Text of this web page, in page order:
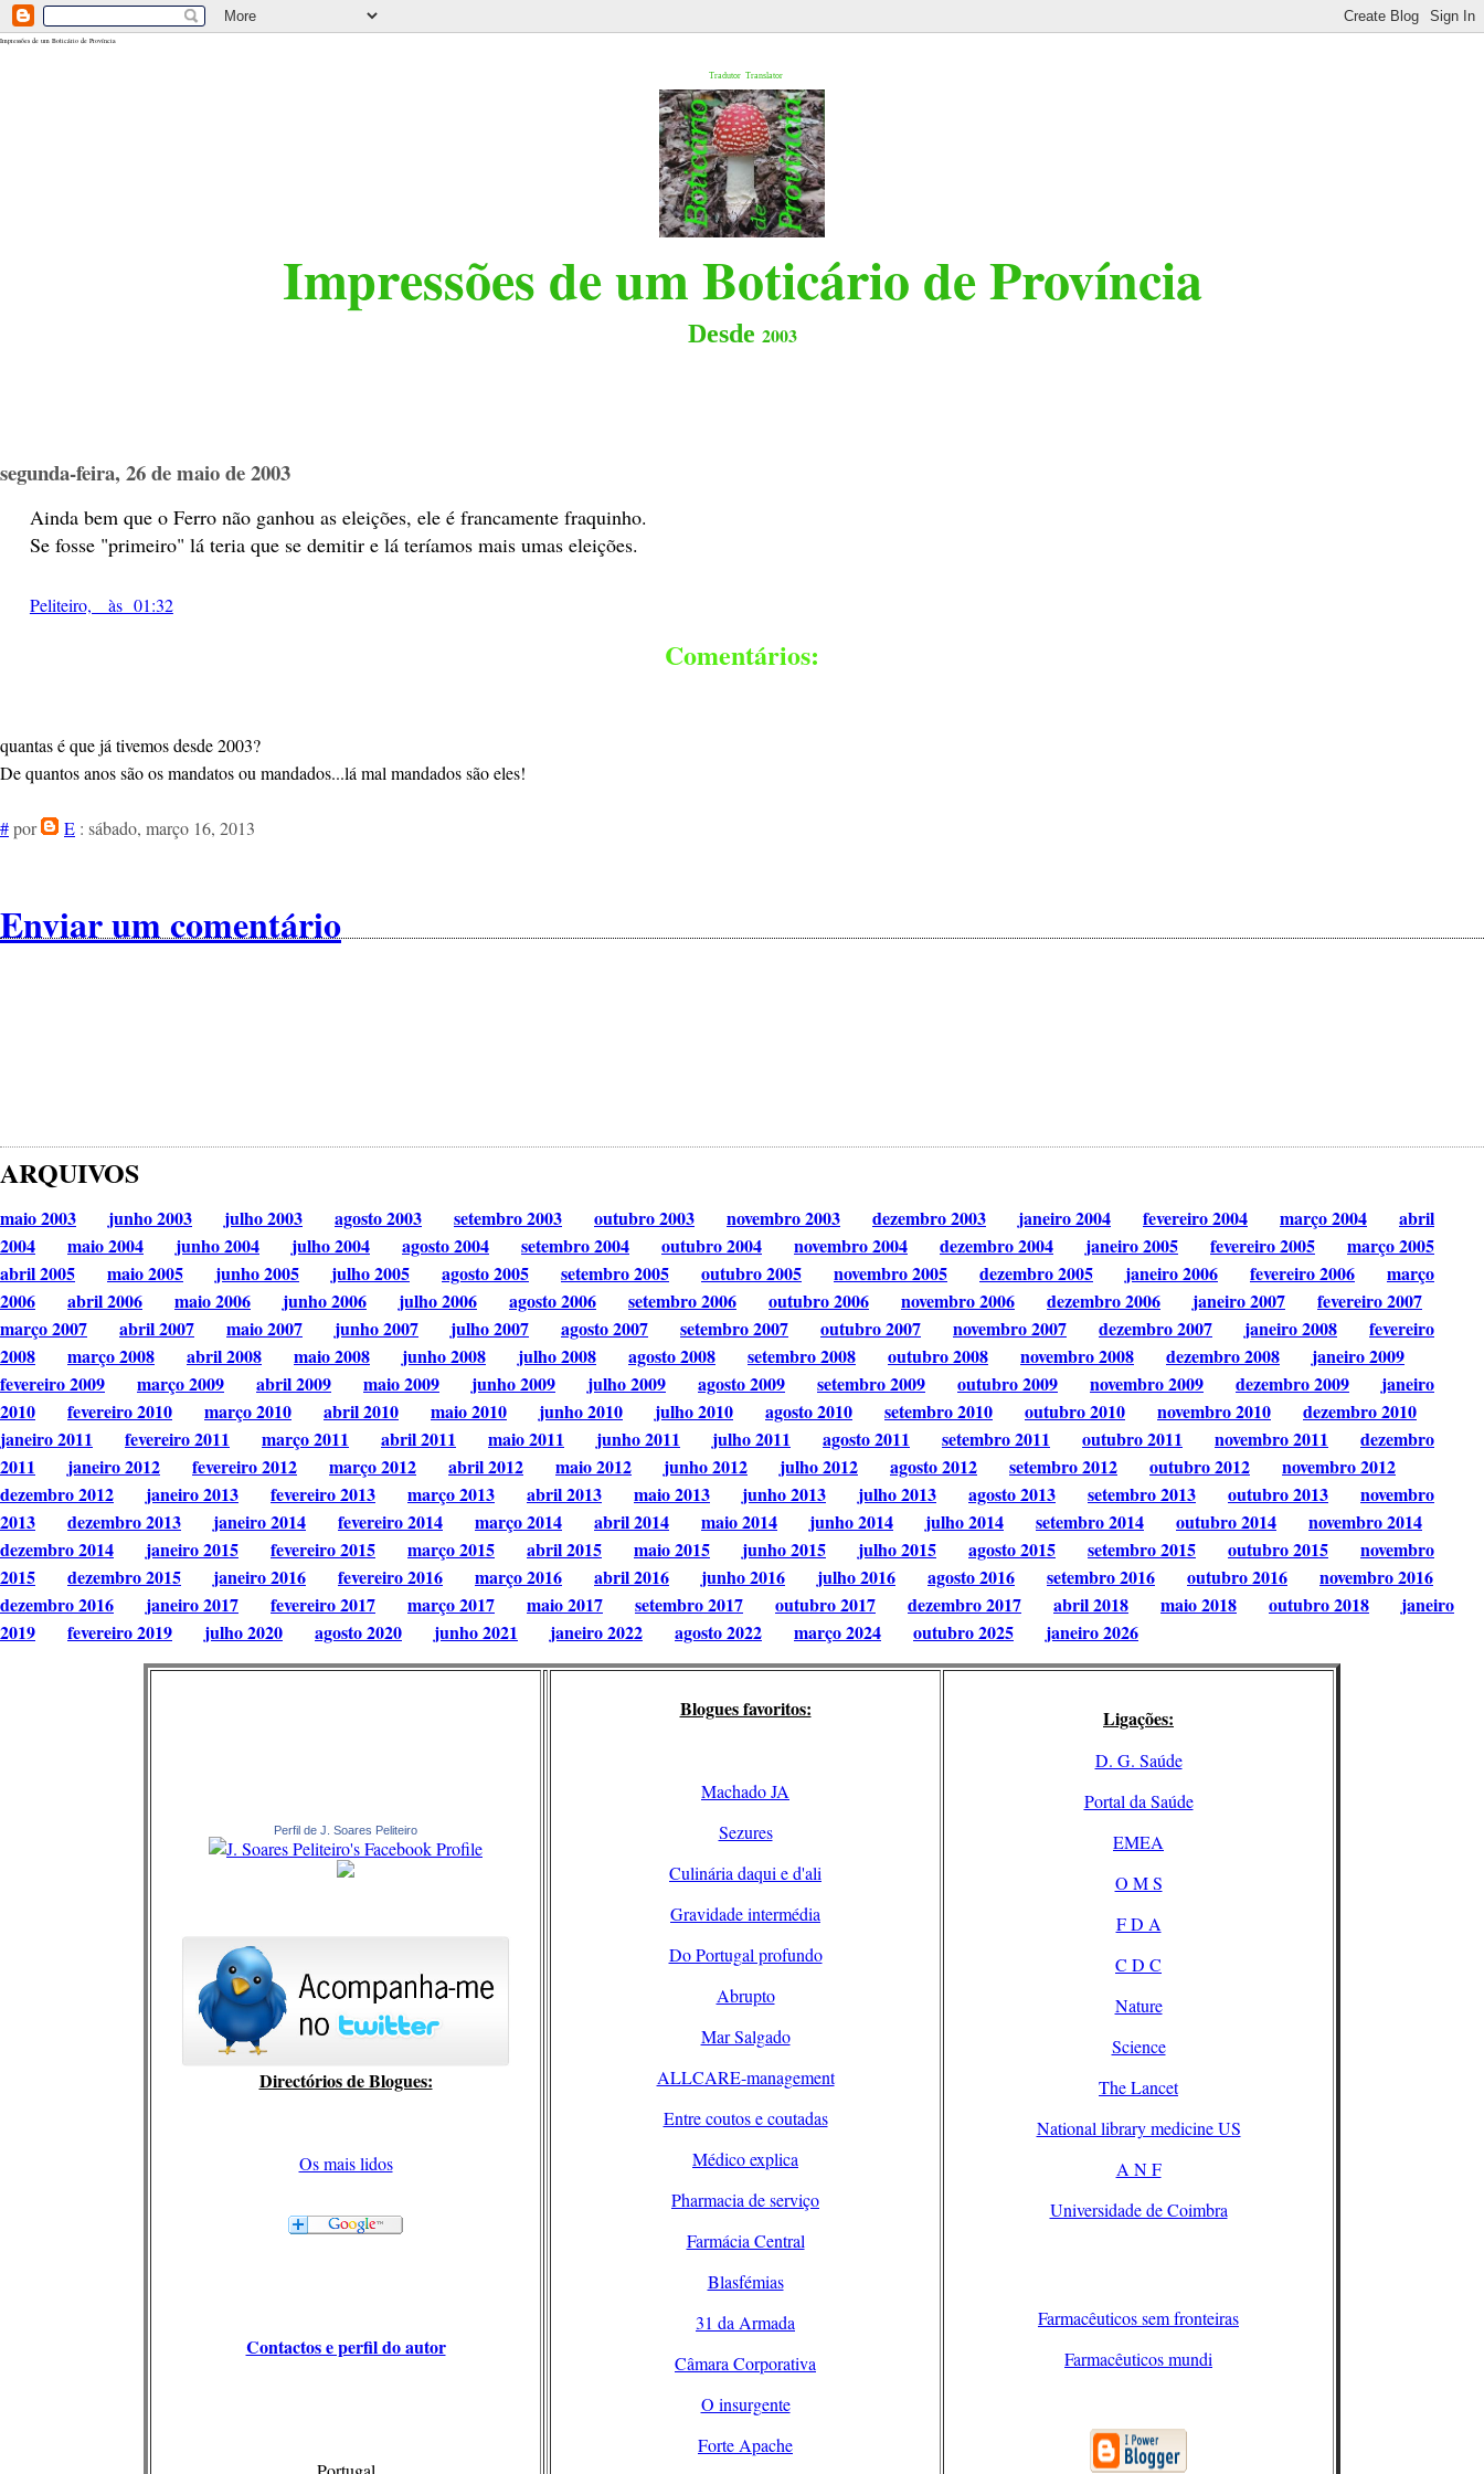
<$BlogRSDUrl$>
Impressões de um Boticário de Província
Tradutor Translator
Impressões de um Boticário de Província
Desde 2003
segunda-feira, 26 de maio de 2003
Ainda bem que o Ferro não ganhou as eleições, ele é francamente fraquinho.
Se fosse "primeiro" lá teria que se demitir e lá teríamos mais umas eleições.
Peliteiro, às 01:32
Comentários:
quantas é que já tivemos desde 2003?
De quantos anos são os mandatos ou mandados...lá mal mandados são eles!
#por E : sábado, março 16, 2013
Enviar um comentário
ARQUIVOS
maio 2003 junho 2003 julho 2003 agosto 2003 setembro 2003 outubro 2003 novembro 2003 dezembro 2003 janeiro 2004 fevereiro 2004 março 2004
abril
2004
maio 2004 junho 2004 julho 2004 agosto 2004 setembro 2004 outubro 2004 novembro 2004 dezembro 2004 janeiro 2005 fevereiro 2005
março 2005
abril 2005
maio 2005 junho 2005 julho 2005 agosto 2005 setembro 2005 outubro 2005 novembro 2005 dezembro 2005 janeiro 2006 fevereiro 2006
março
2006
abril 2006 maio 2006 junho 2006 julho 2006 agosto 2006 setembro 2006 outubro 2006 novembro 2006 dezembro 2006 janeiro 2007
fevereiro 2007
março 2007
abril 2007 maio 2007 junho 2007 julho 2007 agosto 2007 setembro 2007 outubro 2007 novembro 2007 dezembro 2007 janeiro 2008
fevereiro
2008
março 2008 abril 2008 maio 2008 junho 2008 julho 2008 agosto 2008 setembro 2008 outubro 2008 novembro 2008 dezembro 2008
janeiro 2009
fevereiro 2009
março 2009 abril 2009 maio 2009 junho 2009 julho 2009 agosto 2009 setembro 2009 outubro 2009 novembro 2009 dezembro 2009
janeiro
2010
fevereiro 2010 março 2010 abril 2010 maio 2010 junho 2010 julho 2010 agosto 2010 setembro 2010 outubro 2010 novembro 2010
dezembro 2010
janeiro 2011
fevereiro 2011 março 2011 abril 2011 maio 2011 junho 2011 julho 2011 agosto 2011 setembro 2011 outubro 2011 novembro 2011
dezembro
2011
janeiro 2012 fevereiro 2012 março 2012 abril 2012 maio 2012 junho 2012 julho 2012 agosto 2012 setembro 2012 outubro 2012
novembro 2012
dezembro 2012
janeiro 2013 fevereiro 2013 março 2013 abril 2013 maio 2013 junho 2013 julho 2013 agosto 2013 setembro 2013 outubro 2013
novembro
2013
dezembro 2013 janeiro 2014 fevereiro 2014 março 2014 abril 2014 maio 2014 junho 2014 julho 2014 setembro 2014 outubro 2014
novembro 2014
dezembro 2014
janeiro 2015 fevereiro 2015 março 2015 abril 2015 maio 2015 junho 2015 julho 2015 agosto 2015 setembro 2015 outubro 2015
novembro
2015
dezembro 2015 janeiro 2016 fevereiro 2016 março 2016 abril 2016 junho 2016 julho 2016 agosto 2016 setembro 2016 outubro 2016
novembro 2016
dezembro 2016
janeiro 2017 fevereiro 2017 março 2017 maio 2017 setembro 2017 outubro 2017 dezembro 2017 abril 2018 maio 2018 outubro 2018
janeiro
2019
fevereiro 2019 julho 2020 agosto 2020 junho 2021 janeiro 2022 agosto 2022 março 2024 outubro 2025 janeiro 2026
Perfil de J. Soares Peliteiro
Directórios de Blogues:
Os mais lidos
Contactos e perfil do autor
Blogues favoritos:
Machado JA
Sezures
Culinária daqui e d'ali
Gravidade intermédia
Do Portugal profundo
Abrupto
Mar Salgado
ALLCARE-management
Entre coutos e coutadas
Médico explica
Pharmacia de serviço
Farmácia Central
Blasfémias
31 da Armada
Câmara Corporativa
O insurgente
Forte Apache
Ligações:
D. G. Saúde
Portal da Saúde
EMEA
O M S
F D A
C D C
Nature
Science
The Lancet
National library medicine US
A N F
Universidade de Coimbra
Farmacêuticos sem fronteiras
Farmacêuticos mundi